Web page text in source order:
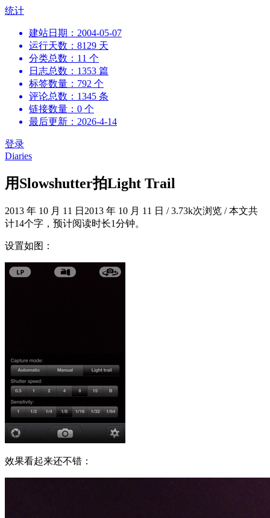
跳
统计
建站日期：2004-05-07
运行天数：8129 天
分类总数：11 个
日志总数：1353 篇
标签数量：792 个
评论总数：1345 条
链接数量：0 个
最后更新：2026-4-14
登录
Diaries
用Slowshutter拍Light Trail
2013 年 10 月 11 日 2013 年 10 月 11 日 /3.73k次浏览 /本文共
计14个字，预计阅读时长1分钟。
设置如图：
效果看起来还不错：